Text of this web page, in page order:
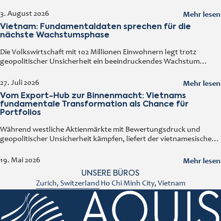
wechseln und dort den Kundenstamm in der Schweiz und
Westeuropa auszubauen.
MBA in Finance, Universität Freiburg
Analyst)
3. August 2026
Früheinsteiger nutzen zudem das Chancenpotenzial des
angestrebten Aufstiegs des Landes zum Emerging
Mehr lesen
Vietnam: Fundamentaldaten sprechen für die
nächste Wachstumsphase
27. Juli 2026
Die Volkswirtschaft mit 102 Millionen Einwohnern legt trotz
geopolitischer Unsicherheit ein beeindruckendes Wachstum
widerstandsfähig die vietnamesische Volkswirtschaft geworden
Mehr lesen
Vom Export-Hub zur Binnenmacht: Vietnams
fundamentale Transformation als Chance für
Portfolios
19. Mai 2026
​Während westliche Aktienmärkte mit Bewertungsdruck und
geopolitischer Unsicherheit kämpfen, liefert der vietnamesische
Caroline Wirth, Head Business Development bei AQUIS Capital,
Mehr lesen
UNSERE BÜROS
Zurich, Switzerland Ho Chi Minh City, Vietnam